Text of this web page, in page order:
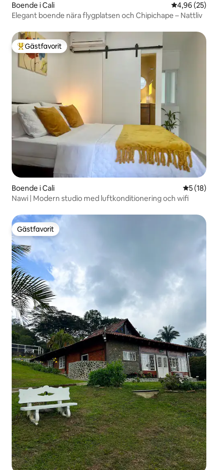
Boende i Cali 4,96 av 5 i
4,96 (25)
Elegant boende nära flygplatsen och Chipichape – Nattliv
Populär gästfavorit
Gästfavorit
Boende i Cali 5 av 5 i
5 (18)
Nawi | Modern studio med luftkonditionering och wifi
Gästfavorit
Gästfavorit